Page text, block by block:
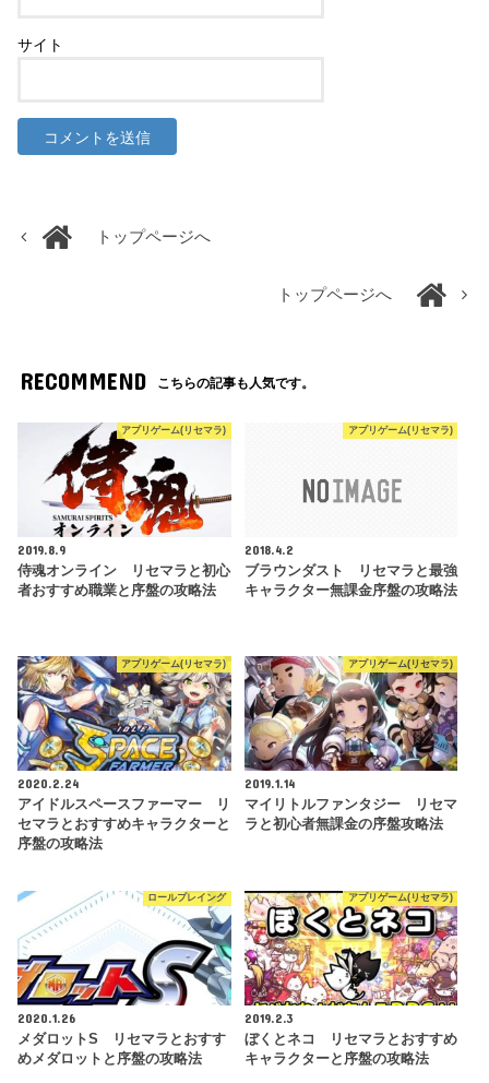
サイト
トップページへ
トップページへ
RECOMMEND こちらの記事も人気です。
アプリゲーム(リセマラ)
2019.8.9
侍魂オンライン リセマラと初心
者おすすめ職業と序盤の攻略法
アプリゲーム(リセマラ)
2018.4.2
ブラウンダスト リセマラと最強
キャラクター無課金序盤の攻略法
アプリゲーム(リセマラ)
2020.2.24
アイドルスペースファーマー リ
セマラとおすすめキャラクターと
序盤の攻略法
アプリゲーム(リセマラ)
2019.1.14
マイリトルファンタジー リセマ
ラと初心者無課金の序盤攻略法
ロールプレイング
2020.1.26
メダロットS リセマラとおすす
めメダロットと序盤の攻略法
アプリゲーム(リセマラ)
2019.2.3
ぼくとネコ リセマラとおすすめ
キャラクターと序盤の攻略法